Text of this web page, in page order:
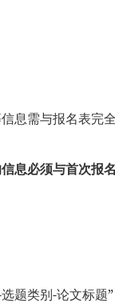
息需与报名表完全
息必须与首次报
题类别-论文标